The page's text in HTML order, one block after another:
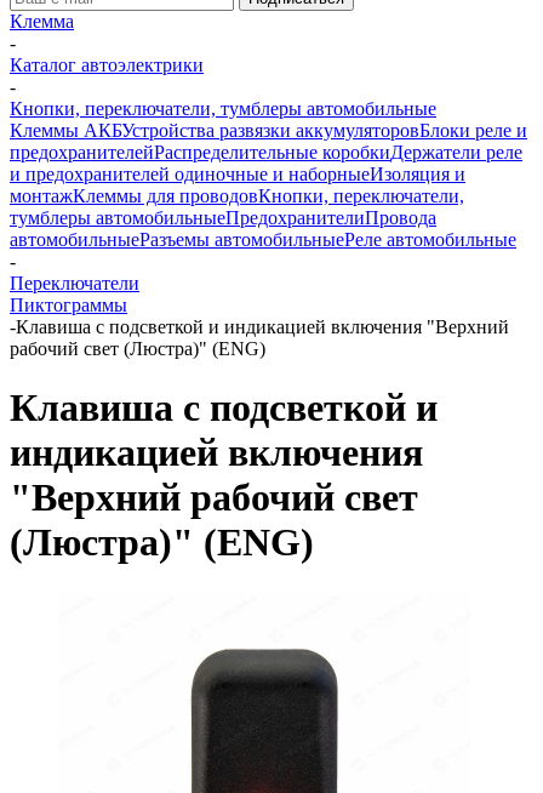
Клемма
-
Каталог автоэлектрики
-
Кнопки, переключатели, тумблеры автомобильные
Клеммы АКБУстройства развязки аккумуляторовБлоки реле и
предохранителейРаспределительные коробкиДержатели реле
и предохранителей одиночные и наборныеИзоляция и
монтажКлеммы для проводовКнопки, переключатели,
тумблеры автомобильныеПредохранителиПровода
автомобильныеРазъемы автомобильныеРеле автомобильные
-
Переключатели
Пиктограммы
-Клавиша с подсветкой и индикацией включения "Верхний
рабочий свет (Люстра)" (ENG)
Клавиша с подсветкой и
индикацией включения
"Верхний рабочий свет
(Люстра)" (ENG)